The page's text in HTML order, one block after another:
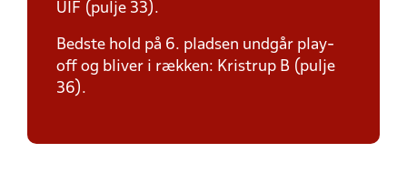
UIF (pulje 33).
Bedste hold på 6. pladsen undgår play-
off og bliver i rækken: Kristrup B (pulje
36).